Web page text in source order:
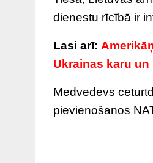
dienestu rīcībā ir
Lasi arī:
Ukrainas karu un
Medvedevs
pievienošanos